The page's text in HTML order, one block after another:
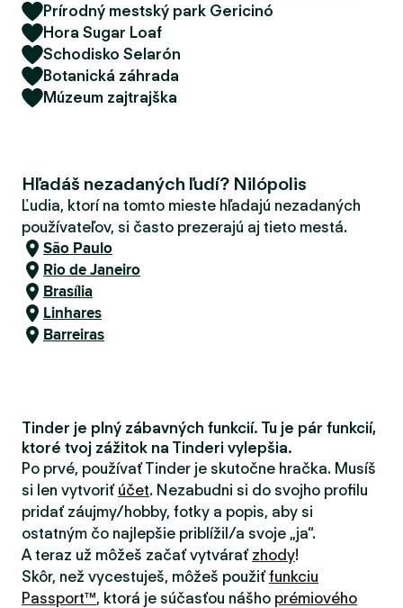
Prírodný mestský park Gericinó
Hora Sugar Loaf
Schodisko Selarón
Botanická záhrada
Múzeum zajtrajška
Hľadáš nezadaných ľudí? Nilópolis
Ľudia, ktorí na tomto mieste hľadajú nezadaných
používateľov, si často prezerajú aj tieto mestá.
São Paulo
Rio de Janeiro
Brasília
Linhares
Barreiras
Tinder je plný zábavných funkcií. Tu je pár funkcií,
ktoré tvoj zážitok na Tinderi vylepšia.
Po prvé, používať Tinder je skutočne hračka. Musíš
si len vytvoriť účet. Nezabudni si do svojho profilu
pridať záujmy/hobby, fotky a popis, aby si
ostatným čo najlepšie priblížil/a svoje „ja“.
A teraz už môžeš začať vytvárať zhody!
Skôr, než vycestuješ, môžeš použiťfunkciu
Passport™, ktorá je súčasťou nášho prémiového